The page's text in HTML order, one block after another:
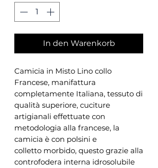
In den Warenkorb
Camicia in Misto Lino collo
Francese, manifattura
completamente Italiana, tessuto di
qualità superiore, cuciture
artigianali effettuate con
metodologia alla francese, la
camicia è con polsini e
colletto morbido, questo grazie alla
controfodera interna idrosolubile